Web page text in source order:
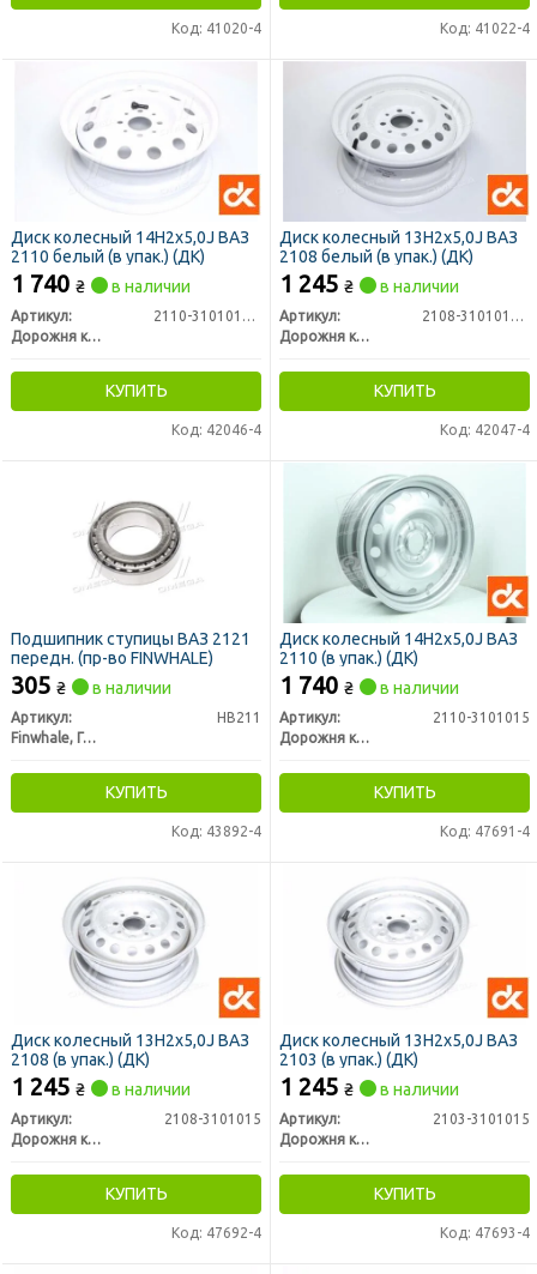
Код: 41020-4 Код: 41022-4
Диск колесный 14Н2х5,0J ВАЗ
2110 белый (в упак.) (ДК)
1 740 ₴ в наличии
Артикул:
2110-3101015-01
Дорожня карта
КУПИТЬ
Код: 42046-4
Диск колесный 13Н2х5,0J ВАЗ
2108 белый (в упак.) (ДК)
1 245 ₴ в наличии
Артикул:
2108-3101015-01
Дорожня карта
КУПИТЬ
Код: 42047-4
Подшипник ступицы ВАЗ 2121
передн. (пр-во FINWHALE)
305 ₴ в наличии
Артикул:
HB211
Finwhale, Германия
КУПИТЬ
Код: 43892-4
Диск колесный 14Н2х5,0J ВАЗ
2110 (в упак.) (ДК)
1 740 ₴ в наличии
Артикул:
2110-3101015
Дорожня карта
КУПИТЬ
Код: 47691-4
Диск колесный 13Н2х5,0J ВАЗ
2108 (в упак.) (ДК)
1 245 ₴ в наличии
Артикул:
2108-3101015
Дорожня карта
КУПИТЬ
Код: 47692-4
Диск колесный 13Н2х5,0J ВАЗ
2103 (в упак.) (ДК)
1 245 ₴ в наличии
Артикул:
2103-3101015
Дорожня карта
КУПИТЬ
Код: 47693-4